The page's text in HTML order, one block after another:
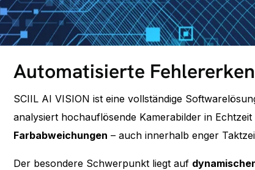
Automatisierte
SCIIL AI VISION ist eine vollständige
analysiert hochauflösende Kamerabilder in
Farbabweichungen – auch innerhalb enger
Der besondere Schwerpunkt liegt auf